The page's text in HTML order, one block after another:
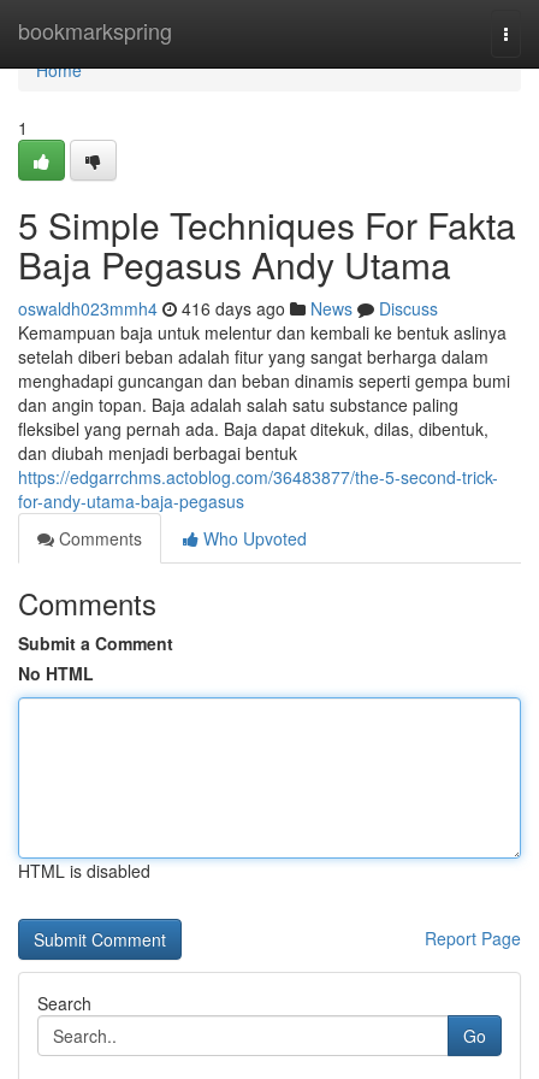
bookmarkspring
Home
Home
1
5 Simple Techniques For Fakta
Baja Pegasus Andy Utama
oswaldh023mmh4 416 days ago News
Discuss
Kemampuan baja untuk melentur dan kembali ke bentuk aslinya
setelah diberi beban adalah fitur yang sangat berharga dalam
menghadapi guncangan dan beban dinamis seperti gempa bumi
dan angin topan. Baja adalah salah satu substance paling
fleksibel yang pernah ada. Baja dapat ditekuk, dilas, dibentuk,
dan diubah menjadi berbagai bentuk
https://edgarrchms.actoblog.com/36483877/the-5-second-trick-
for-andy-utama-baja-pegasus
Comments
Who Upvoted
Comments
Submit a Comment
No HTML
HTML is disabled
Report Page
Search
Go